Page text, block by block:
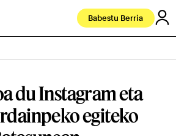
Babestu Berria
du Instagram eta
egiteko